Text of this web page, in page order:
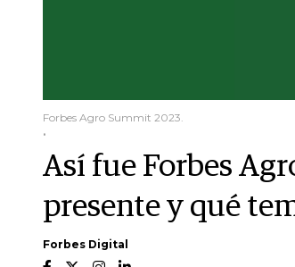
Forbes Agro Summit 2023.
.
Así fue Forbes
presente y qué
Forbes Digital